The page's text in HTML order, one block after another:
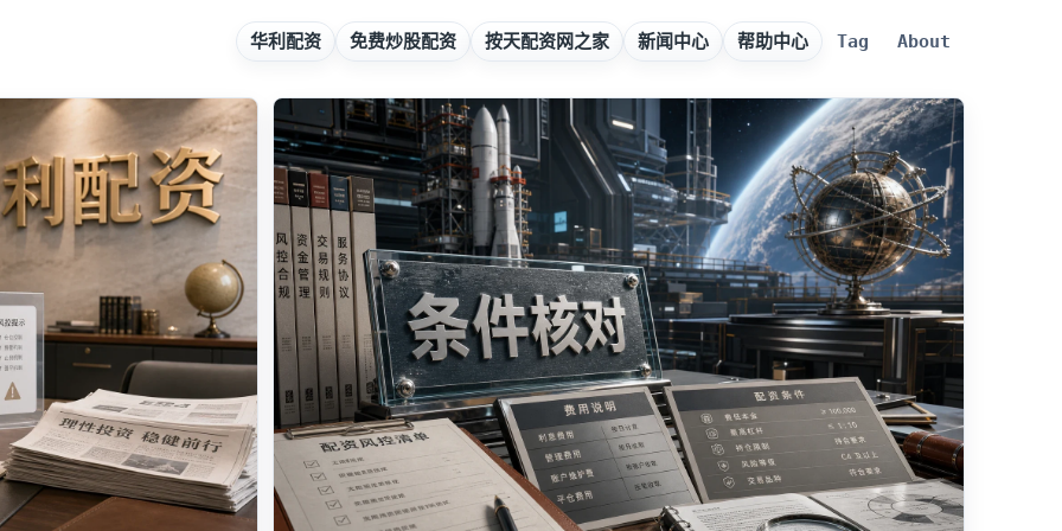
华利配资 免费炒股配资 按天配资网之家 新闻中心 帮助中心 Tag About